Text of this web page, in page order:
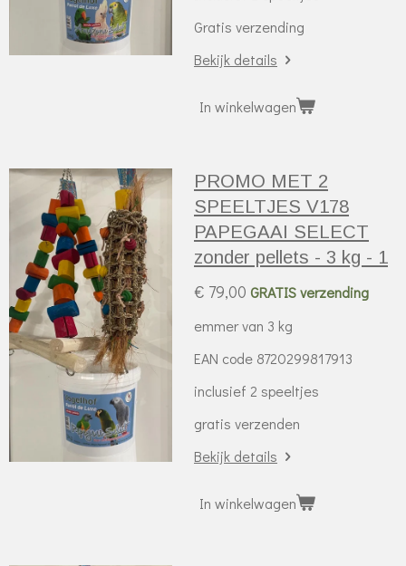
Gratis verzending
Bekijk details
In winkelwagen
PROMO MET 2
SPEELTJES V178
PAPEGAAI SELECT
zonder pellets - 3 kg - 1
€ 79,00 GRATIS verzending
emmer van 3 kg
EAN code 8720299817913
inclusief 2 speeltjes
gratis verzenden
Bekijk details
In winkelwagen